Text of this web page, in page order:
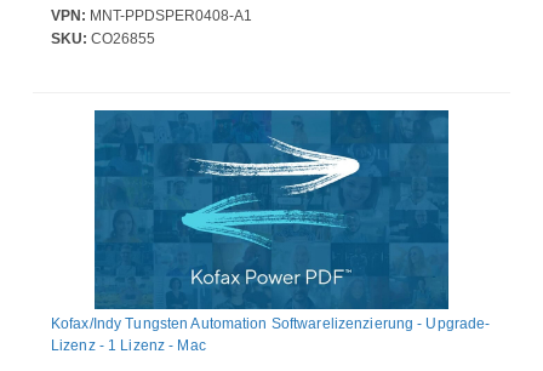
VPN: MNT-PPDSPER0408-A1
SKU: CO26855
Kofax/Indy Tungsten Automation Softwarelizenzierung - Upgrade-
Lizenz - 1 Lizenz - Mac